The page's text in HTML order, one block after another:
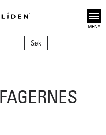
Open